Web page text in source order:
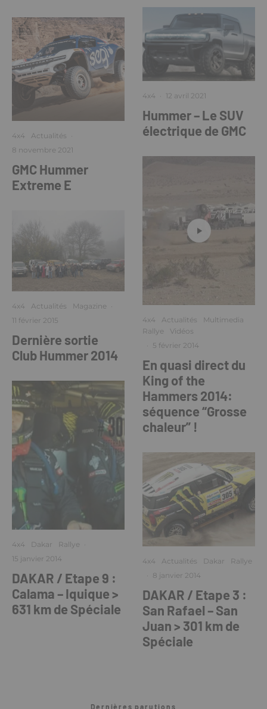
4x4 Actualités ·
8 novembre 2021
GMC Hummer
Extreme E
4x4 Actualités Magazine ·
11 février 2015
Dernière sortie
Club Hummer 2014
4x4 Dakar Rallye ·
15 janvier 2014
DAKAR / Etape 9 :
Calama – Iquique >
631 km de Spéciale
4x4 · 12 avril 2021
Hummer – Le SUV
électrique de GMC
4x4 Actualités
Multimedia
Rallye
Vidéos
· 5 février 2014
En quasi direct du
King of the
Hammers 2014:
séquence “Grosse
chaleur” !
4x4 Actualités Dakar
Rallye
· 8 janvier 2014
DAKAR / Etape 3 :
San Rafael – San
Juan > 301 km de
Spéciale
Dernières parutions